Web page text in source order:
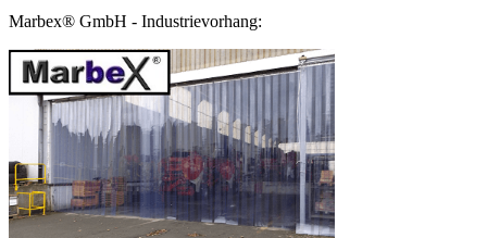
Marbex® GmbH - Industrievorhang: